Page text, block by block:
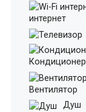
интернет
Кондиционер
Вентилятор
Душ